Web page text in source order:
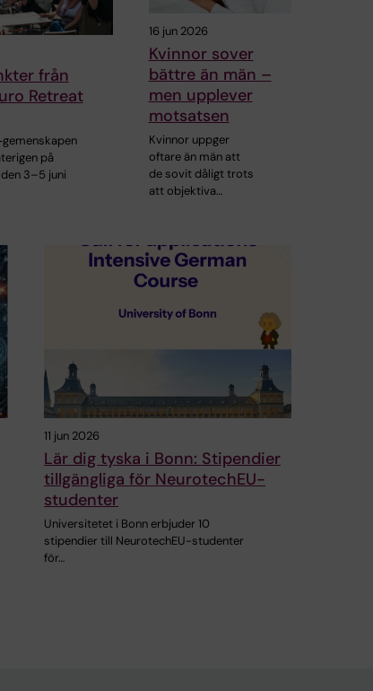
från
Retreat
på
3–5 juni
16 jun 2026
Kvinnor sover
bättre än män –
men upplever
motsatsen
Kvinnor uppger
oftare än män att
de sovit dåligt trots
att objektiva…
11 jun 2026
Lär dig tyska i Bonn: Stipendier
tillgängliga för NeurotechEU-
studenter
Universitetet i Bonn erbjuder 10
stipendier till NeurotechEU-studenter
för…